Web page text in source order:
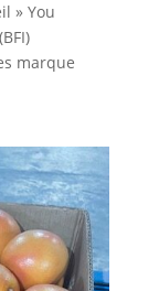
» You
marque